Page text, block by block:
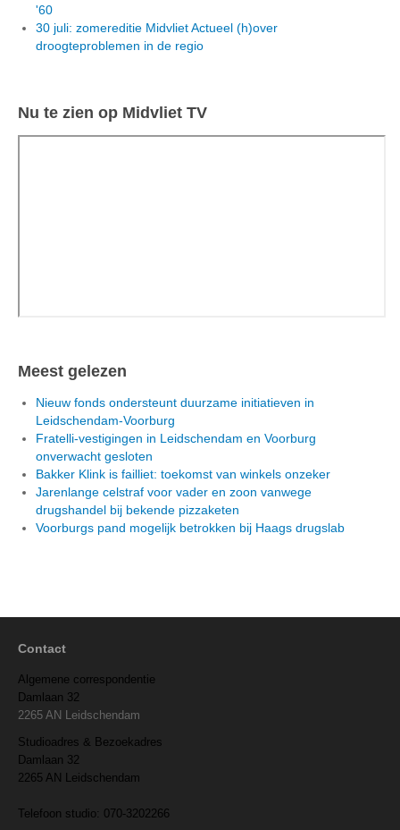
'60
30 juli: zomereditie Midvliet Actueel (h)over
droogteproblemen in de regio
Nu te zien op Midvliet TV
Meest gelezen
Nieuw fonds ondersteunt duurzame initiatieven in
Leidschendam-Voorburg
Fratelli-vestigingen in Leidschendam en Voorburg
onverwacht gesloten
Bakker Klink is failliet: toekomst van winkels onzeker
Jarenlange celstraf voor vader en zoon vanwege
drugshandel bij bekende pizzaketen
Voorburgs pand mogelijk betrokken bij Haags drugslab
Contact
Algemene correspondentie
Damlaan 32
2265 AN Leidschendam
Studioadres & Bezoekadres
Damlaan 32
2265 AN Leidschendam
Telefoon studio: 070-3202266